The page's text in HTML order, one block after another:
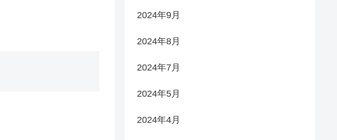
2024年9月
2024年8月
2024年7月
2024年5月
2024年4月